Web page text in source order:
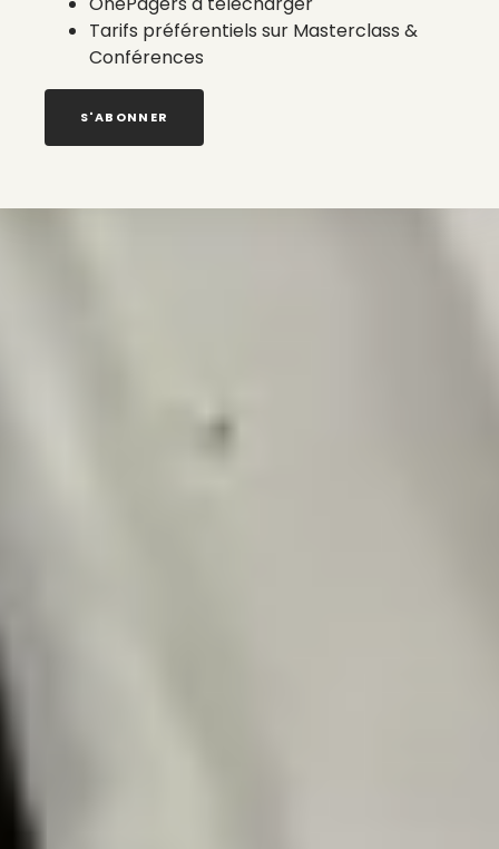
Tarifs préférentiels sur Masterclass &
Conférences
S'ABONNER